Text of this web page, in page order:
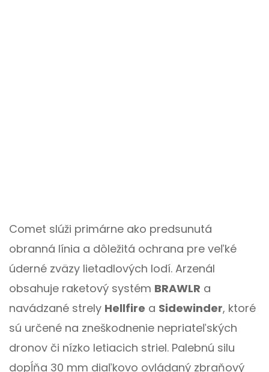
Comet slúži primárne ako predsunutá
obranná línia a dôležitá ochrana pre veľké
úderné zväzy lietadlových lodí. Arzenál
obsahuje raketový systém BRAWLR a
navádzané strely Hellfire a Sidewinder, ktoré
sú určené na zneškodnenie nepriateľských
dronov či nízko letiacich striel. Palebnú silu
dopĺňa 30 mm diaľkovo ovládaný zbraňový